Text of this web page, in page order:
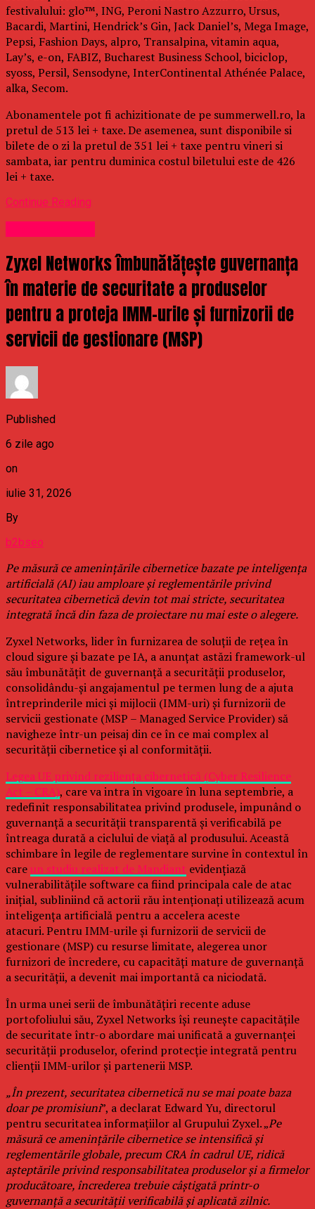
festivalului: glo™, ING, Peroni Nastro Azzurro, Ursus,
Bacardi, Martini, Hendrick’s Gin, Jack Daniel’s, Mega Image,
Pepsi, Fashion Days, alpro, Transalpina, vitamin aqua,
Lay’s, e-on, FABIZ, Bucharest Business School, biciclop,
syoss, Persil, Sensodyne, InterContinental Athénée Palace,
alka, Secom.
Abonamentele pot fi achizitionate de pe summerwell.ro, la
pretul de 513 lei + taxe. De asemenea, sunt disponibile si
bilete de o zi la pretul de 351 lei + taxe pentru vineri si
sambata, iar pentru duminica costul biletului este de 426
lei + taxe.
Continue Reading
Zyxel Networks îmbunătățește guvernanța
în materie de securitate a produselor
pentru a proteja IMM-urile și furnizorii de
servicii de gestionare (MSP)
Published
6 zile ago
on
iulie 31, 2026
By
b2bseo
Pe măsură ce amenințările cibernetice bazate pe inteligența
artificială (AI) iau amploare și reglementările privind
securitatea cibernetică devin tot mai stricte, securitatea
integrată încă din faza de proiectare nu mai este o alegere.
Zyxel Networks, lider în furnizarea de soluții de rețea în
cloud sigure și bazate pe IA, a anunțat astăzi framework-ul
său îmbunătățit de guvernanță a securității produselor,
consolidându-și angajamentul pe termen lung de a ajuta
întreprinderile mici și mijlocii (IMM-uri) și furnizorii de
servicii gestionate (MSP – Managed Service Provider) să
navigheze într-un peisaj din ce în ce mai complex al
securității cibernetice și al conformității.
Legea UE privind reziliența cibernetică (Cyber Resilience
Act – CRA), care va intra în vigoare în luna septembrie, a
redefinit responsabilitatea privind produsele, impunând o
guvernanță a securității transparentă și verificabilă pe
întreaga durată a ciclului de viață al produsului. Această
schimbare în legile de reglementare survine în contextul în
careun studiu realizat de Mandiant evidențiază
vulnerabilitățile software ca fiind principala cale de atac
inițial, subliniind că actorii rău intenționați utilizează acum
inteligența artificială pentru a accelera aceste
atacuri. Pentru IMM-urile și furnizorii de servicii de
gestionare (MSP) cu resurse limitate, alegerea unor
furnizori de încredere, cu capacități mature de guvernanță
a securității, a devenit mai importantă ca niciodată.
În urma unei serii de îmbunătățiri recente aduse
portofoliului său, Zyxel Networks își reunește capacitățile
de securitate într-o abordare mai unificată a guvernanței
securității produselor, oferind protecție integrată pentru
clienții IMM-urilor și partenerii MSP.
„În prezent, securitatea cibernetică nu se mai poate baza
doar pe promisiuni”, a declarat Edward Yu, directorul
pentru securitatea informațiilor al Grupului Zyxel. „Pe
măsură ce amenințările cibernetice se intensifică și
reglementările globale, precum CRA în cadrul UE, ridică
așteptările privind responsabilitatea produselor și a firmelor
producătoare, încrederea trebuie câștigată printr-o
guvernanță a securității verificabilă și aplicată zilnic.